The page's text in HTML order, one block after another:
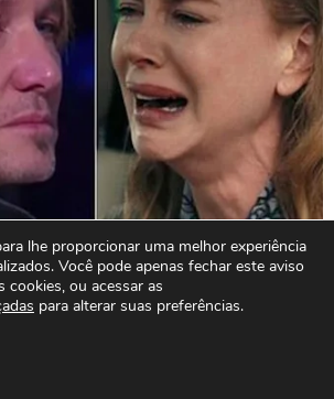
lhe proporcionar uma melhor experiência
Você pode apenas fechar este aviso
cookies, ou acessar as
para alterar suas preferências.
Banner